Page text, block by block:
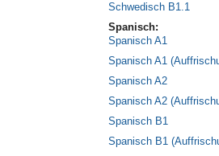
Schwedisch B1.1
Spanisch:
Spanisch A1
Spanisch A1
Spanisch A2
Spanisch A2
Spanisch B1
Spanisch B1